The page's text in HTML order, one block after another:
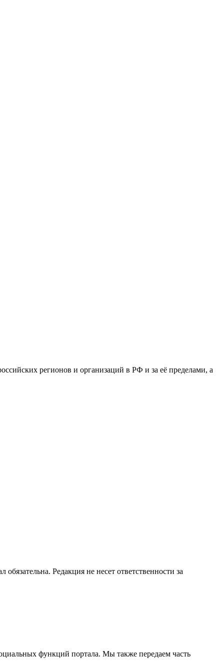
регионов и организаций в РФ и за её пределами, а
Редакция не несет ответственности за
функций портала. Мы также передаем часть